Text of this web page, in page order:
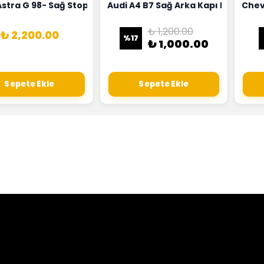
Rapro Marka 96591464
G 98- Sağ Stop Lambası Depo Marka 6223020
₺ 2,200.00
Sepete Ekle
Audi A4 B7 Sağ Arka Kapı Kilit
%17 ₺ 1,200.00
₺ 1,000.00
Sepete Ekle